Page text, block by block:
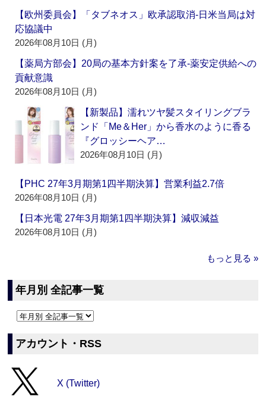
【欧州委員会】「タブネオス」欧承認取消‐日米当局は対
応協議中
2026年08月10日 (月)
【薬局方部会】20局の基本方針案を了承‐薬安定供給への
貢献意識
2026年08月10日 (月)
【新製品】濡れツヤ髪スタイリングブラ
ンド「Me＆Her」から香水のように香る
『グロッシーヘア…
2026年08月10日 (月)
【PHC 27年3月期第1四半期決算】営業利益2.7倍
2026年08月10日 (月)
【日本光電 27年3月期第1四半期決算】減収減益
2026年08月10日 (月)
もっと見る »
年月別 全記事一覧
アカウント・RSS
X (Twitter)